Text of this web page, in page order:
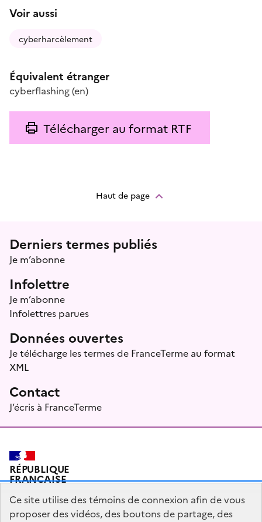
Voir aussi
cyberharcèlement
Équivalent étranger
cyberflashing(en)
Télécharger au format RTF
Haut de page
Menu prefooter
Derniers termes publiés
Je m’abonne
Infolettre
Je m’abonne
Infolettres parues
Données ouvertes
Je télécharge les termes de FranceTerme au format
XML
Contact
J’écris à FranceTerme
RÉPUBLIQUE
FRANÇAISE
Ce site utilise des témoins de connexion afin de vous
proposer des vidéos, des boutons de partage, des